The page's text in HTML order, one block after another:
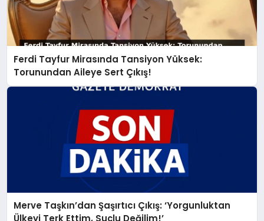
Ferdi Tayfur Mirasında Tansiyon Yüksek:
Torunundan Aileye Sert Çıkış!
Merve Taşkın’dan Şaşırtıcı Çıkış: ‘Yorgunluktan
Ülkeyi Terk Ettim, Suçlu Değilim!’